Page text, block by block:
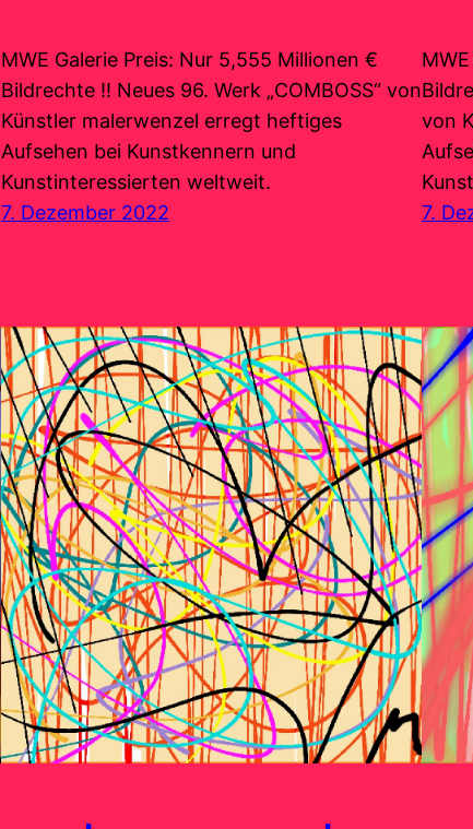
MWE Galerie Preis: Nur 5,555 Millionen €
Bildrechte !! Neues 96. Werk „COMBOSS“ von
Künstler malerwenzel erregt heftiges
Aufsehen bei Kunstkennern und
Kunstinteressierten weltweit.
7. Dezember 2022
von
7.